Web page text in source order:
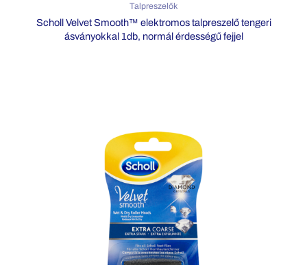
Talpreszelők
Scholl Velvet Smooth™ elektromos talpreszelő tengeri
ásványokkal 1db, normál érdességű fejjel